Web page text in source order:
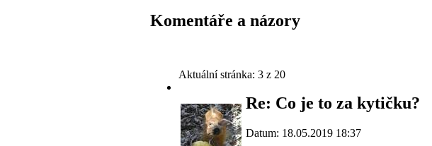
Komentáře a názory
Aktuální stránka: 3 z 20
Re: Co je to za kytičku?
Datum: 18.05.2019 18:37